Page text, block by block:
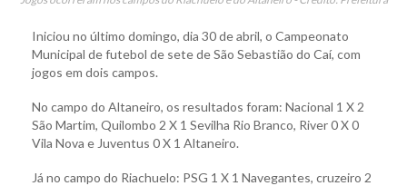
Iniciou no último domingo, dia 30 de abril, o Campeonato
Municipal de futebol de sete de São Sebastião do Caí, com
jogos em dois campos.
No campo do Altaneiro, os resultados foram: Nacional 1 X 2
São Martim, Quilombo 2 X 1 Sevilha Rio Branco, River 0 X 0
Vila Nova e Juventus 0 X 1 Altaneiro.
Já no campo do Riachuelo: PSG 1 X 1 Navegantes, cruzeiro 2